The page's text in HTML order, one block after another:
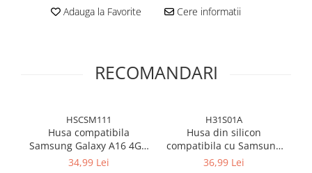
Adauga la Favorite Cere informatii
RECOMANDARI
HSCSM111
Husa compatibila
Samsung Galaxy A16 4G /
A16 5G din silicon
34,99 Lei
H31S01A
Husa din silicon
compatibila cu Samsung
Galaxy A16, protectie
36,99 Lei